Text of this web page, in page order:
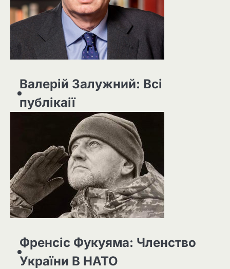
Валерій Залужний: Всі
публікаії
Френсіс Фукуяма: Членство
України В НАТО